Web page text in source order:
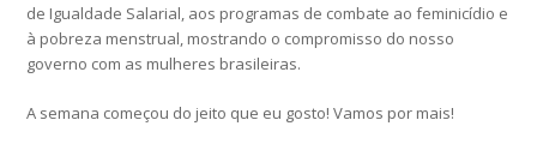
de Igualdade Salarial, aos programas de combate ao feminicídio e
à pobreza menstrual, mostrando o compromisso do nosso
governo com as mulheres brasileiras.
A semana começou do jeito que eu gosto! Vamos por mais!